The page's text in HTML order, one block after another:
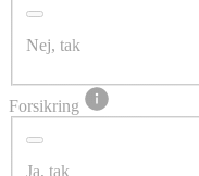
Nej, tak
Forsikring
Ja, tak